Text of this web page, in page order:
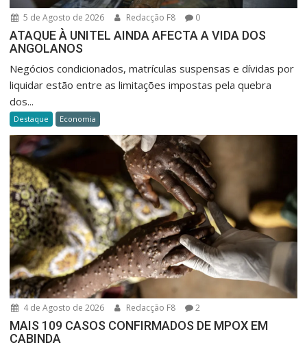
5 de Agosto de 2026 Redacção F8 0
ATAQUE À UNITEL AINDA AFECTA A VIDA DOS
ANGOLANOS
Negócios condicionados, matrículas suspensas e dívidas por
liquidar estão entre as limitações impostas pela quebra
dos...
Destaque Economia
4 de Agosto de 2026 Redacção F8 2
MAIS 109 CASOS CONFIRMADOS DE MPOX EM
CABINDA